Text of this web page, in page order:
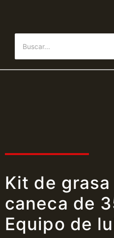
Kit de grasa
caneca de
Equipo de